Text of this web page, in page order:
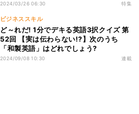
2024/03/26 06:30 特集
ビジネススキル
ど～れだ! 1分でデキる英語3択クイズ 第
52回 【実は伝わらない!?】次のうち
「和製英語」はどれでしょう?
2024/09/08 10:30 連載